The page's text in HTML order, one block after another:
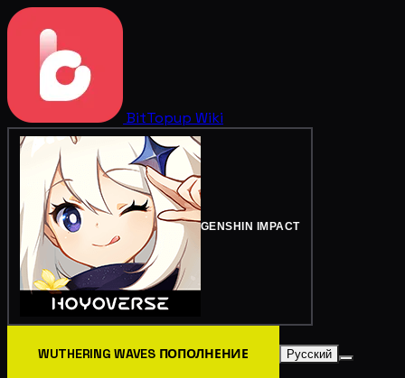
BitTopup Wiki
GENSHIN IMPACT
WUTHERING WAVES ПОПОЛНЕНИЕ Русский